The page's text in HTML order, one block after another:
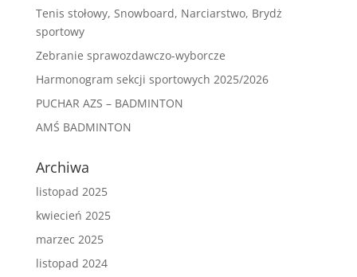
Tenis stołowy, Snowboard, Narciarstwo, Brydż
sportowy
Zebranie sprawozdawczo-wyborcze
Harmonogram sekcji sportowych 2025/2026
PUCHAR AZS – BADMINTON
AMŚ BADMINTON
Archiwa
listopad 2025
kwiecień 2025
marzec 2025
listopad 2024